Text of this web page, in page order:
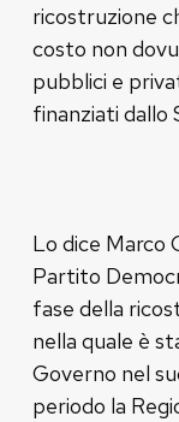
ricostruzione
costo non
pubblici e
finanziati dallo
Lo dice Marco
Partito
fase della
nella quale è
Governo nel
periodo la